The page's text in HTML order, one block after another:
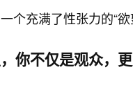
个充满了性张力的“欲
你不仅是观众，